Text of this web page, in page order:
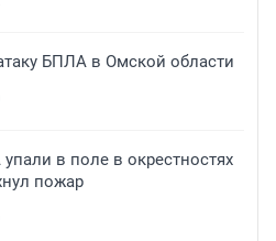
БПЛА в Омской области
в поле в окрестностях
пожар